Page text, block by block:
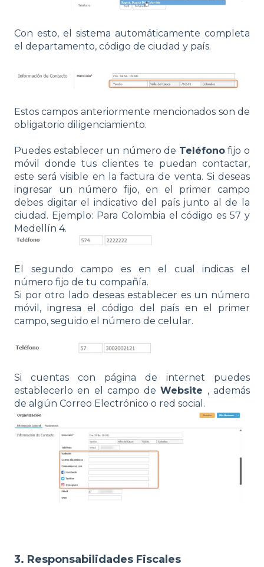
Con esto, el sistema automáticamente completa
el departamento, código de ciudad y país.
Estos campos anteriormente mencionados son de
obligatorio diligenciamiento.
Puedes establecer un número de Teléfonofijo o
móvil donde tus clientes te puedan contactar,
este será visible en la factura de venta. Si deseas
ingresar un número fijo, en el primer campo
debes digitar el indicativo del país junto al de la
ciudad. Ejemplo: Para Colombia el código es 57 y
Medellín 4.
El segundo campo es en el cual indicas el
número fijo de tu compañía.
Si por otro lado deseas establecer es un número
móvil, ingresa el código del país en el primer
campo, seguido el número de celular.
Si cuentas con página de internet puedes
establecerlo en el campo deWebsite , además
de algún Correo Electrónico o red social.
3. Responsabilidades Fiscales